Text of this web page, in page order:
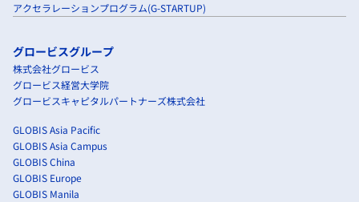
アクセラレーションプログラム(G-STARTUP)
グロービスグループ
株式会社グロービス
グロービス経営大学院
グロービスキャピタルパートナーズ株式会社
GLOBIS Asia Pacific
GLOBIS Asia Campus
GLOBIS China
GLOBIS Europe
GLOBIS Manila